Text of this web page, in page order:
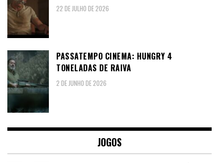
22 DE JULHO DE 2026
PASSATEMPO CINEMA: HUNGRY 4
TONELADAS DE RAIVA
2 DE JUNHO DE 2026
JOGOS